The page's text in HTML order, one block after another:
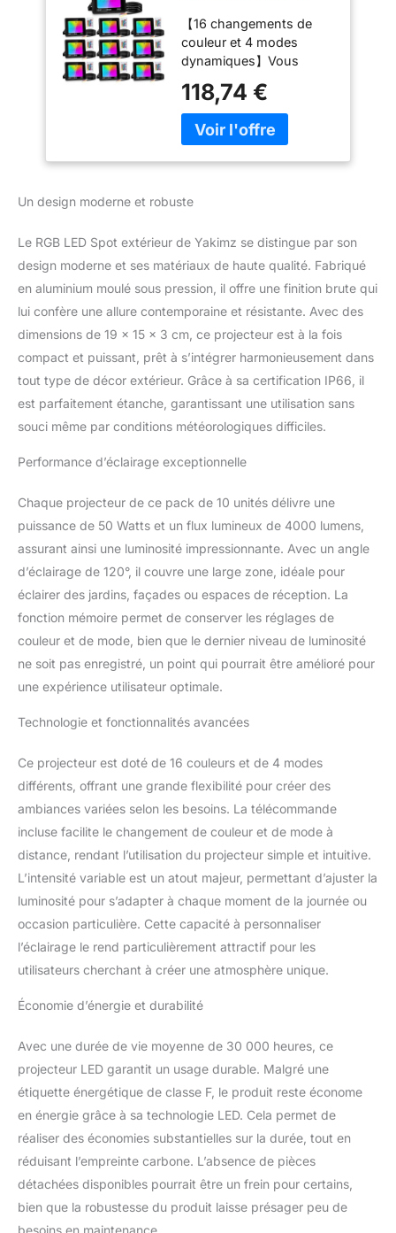
LED Projecteur,
IP66 étanche Spot
extérieur avec 16
couleurs 4 modes,
Variable, fonction
mémoire, lumière
d'ambiance avec
changement de
【16 changements de
couleur et 4 modes
dynamiques】Vous
librement régler la
couleur de cette lampe
de décoration de jardin
contrôle Bluetooth, cet
Le mode de contrôle à
distance est plus stable.
【Contrôle longue portée
En mode de contrôle
infrarouge, la distance de
contrôle est jusqu'à 8-12
mètres et l'angle de
contrôle est de 180 °
fonction mémoire, ce
intensité variable et aux
fonctionne selon le
dernier réglage au
redémarrage. 【IP66
est résistant à l'humidité
et à la poussière et peut
être utilisé en cas de
vent, de pluie ou de
neige. Il convient pour
les décorations de fêtes
d'intérieur et d'extérieur,
【Développement
boîtier en alliage
d'aluminium accélère la
dissipation de la chaleur
durée de vie des
projecteurs RGB.
【Installation flexible】Le
corps de la lampe est
réglable à 180° et peut
être fixé en toute sécurité
au mur, au plafond ou au
sol après avoir trouvé la
longueur de câble de 50
118,74 €
Un design moderne et robuste
Le RGB LED Spot extérieur de Yakimz se distingue par son
design moderne et ses matériaux de haute qualité. Fabriqué
en aluminium moulé sous pression, il offre une finition brute qui
lui confère une allure contemporaine et résistante. Avec des
dimensions de 19 x 15 x 3 cm, ce projecteur est à la fois
compact et puissant, prêt à s’intégrer harmonieusement dans
tout type de décor extérieur. Grâce à sa certification IP66, il
est parfaitement étanche, garantissant une utilisation sans
souci même par conditions météorologiques difficiles.
Performance d’éclairage exceptionnelle
Chaque projecteur de ce pack de 10 unités délivre une
puissance de 50 Watts et un flux lumineux de 4000 lumens,
assurant ainsi une luminosité impressionnante. Avec un angle
d’éclairage de 120°, il couvre une large zone, idéale pour
éclairer des jardins, façades ou espaces de réception. La
fonction mémoire permet de conserver les réglages de
couleur et de mode, bien que le dernier niveau de luminosité
ne soit pas enregistré, un point qui pourrait être amélioré pour
une expérience utilisateur optimale.
Technologie et fonctionnalités avancées
Ce projecteur est doté de 16 couleurs et de 4 modes
différents, offrant une grande flexibilité pour créer des
ambiances variées selon les besoins. La télécommande
incluse facilite le changement de couleur et de mode à
distance, rendant l’utilisation du projecteur simple et intuitive.
L’intensité variable est un atout majeur, permettant d’ajuster la
luminosité pour s’adapter à chaque moment de la journée ou
occasion particulière. Cette capacité à personnaliser
l’éclairage le rend particulièrement attractif pour les
utilisateurs cherchant à créer une atmosphère unique.
Économie d’énergie et durabilité
Avec une durée de vie moyenne de 30 000 heures, ce
projecteur LED garantit un usage durable. Malgré une
étiquette énergétique de classe F, le produit reste économe
en énergie grâce à sa technologie LED. Cela permet de
réaliser des économies substantielles sur la durée, tout en
réduisant l’empreinte carbone. L’absence de pièces
détachées disponibles pourrait être un frein pour certains,
bien que la robustesse du produit laisse présager peu de
besoins en maintenance.